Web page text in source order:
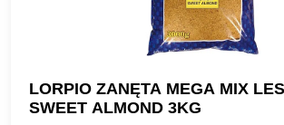
LORPIO ZANĘTA MEGA MIX
SWEET ALMOND 3KG